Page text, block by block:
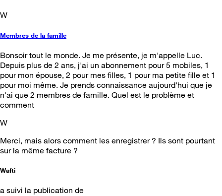
W
Membres de la famille
Bonsoir tout le monde. Je me présente, je m'appelle Luc.
Depuis plus de 2 ans, j'ai un abonnement pour 5 mobiles, 1
pour mon épouse, 2 pour mes filles, 1 pour ma petite fille et 1
pour moi même. Je prends connaissance aujourd'hui que je
n'ai que 2 membres de famille. Quel est le problème et
comment
W
Merci, mais alors comment les enregistrer ? Ils sont pourtant
sur la même facture ?
Wafti
a suivi la publication de